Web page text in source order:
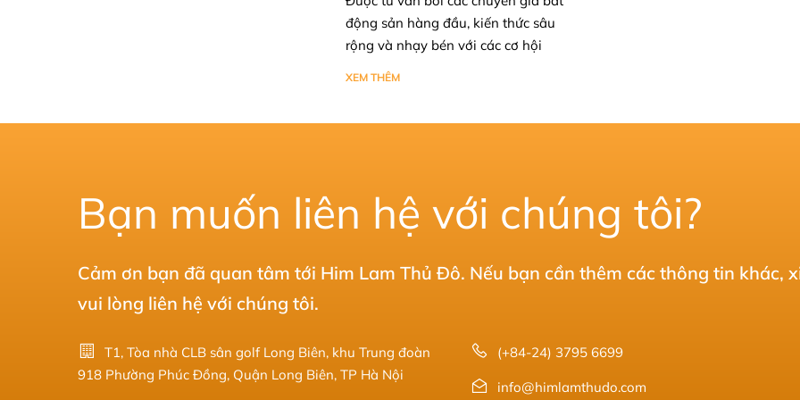
động sản hàng đầu, kiến thức sâu
rộng và nhạy bén với các cơ hội
XEM THÊM
Bạn muốn liên hệ với chúng tôi?
Cảm ơn bạn đã quan tâm tới Him Lam Thủ Đô. Nếu bạn cần thêm các thông tin khác,
vui lòng liên hệ với chúng tôi.
T1, Tòa nhà CLB sân golf Long Biên, khu Trung đoàn
918 Phường Phúc Đồng, Quận Long Biên, TP Hà Nội
(+84-24) 3795 6699
info@himlamthudo.com